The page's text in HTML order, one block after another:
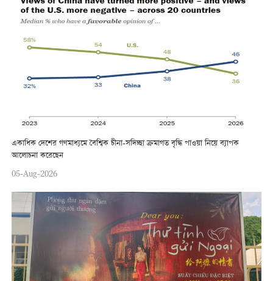
একাধিক দেশের গণমাধ্যমে বৈশ্বিক চীনা-সদিচ্ছা ক্রমাগত বৃদ্ধি পাওয়া নিয়ে ব্যাপক
আলোচনা করেছেন
05-Aug-2026